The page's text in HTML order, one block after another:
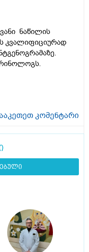
ნაწილის
კვალიფიციურად
კომენტარი